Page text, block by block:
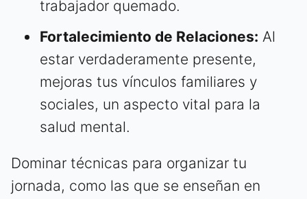
trabajador quemado.
Fortalecimiento de Relaciones: Al
estar verdaderamente presente,
mejoras tus vínculos familiares y
sociales, un aspecto vital para la
salud mental.
Dominar técnicas para organizar tu
jornada, como las que se enseñan en